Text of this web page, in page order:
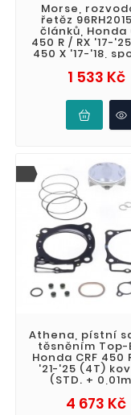
Morse,
řetěz 96RH2015
článků, Honda
450 R / RX '17-
450 X '17-'18,
1 533 Kč
Athena, pístní
těsněním Top-
Honda CRF 450
'21-'25 (4T)
(STD. +
4 673 Kč